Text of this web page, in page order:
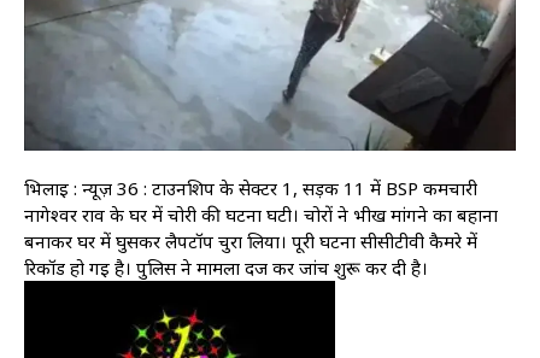
भिलाई : न्यूज़ 36 : टाउनशिप के सेक्टर 1, सड़क 11 में BSP कर्मचारी
नागेश्वर राव के घर में चोरी की घटना घटी। चोरों ने भीख मांगने का बहाना
बनाकर घर में घुसकर लैपटॉप चुरा लिया। पूरी घटना सीसीटीवी कैमरे में
रिकॉर्ड हो गई है। पुलिस ने मामला दर्ज कर जांच शुरू कर दी है।